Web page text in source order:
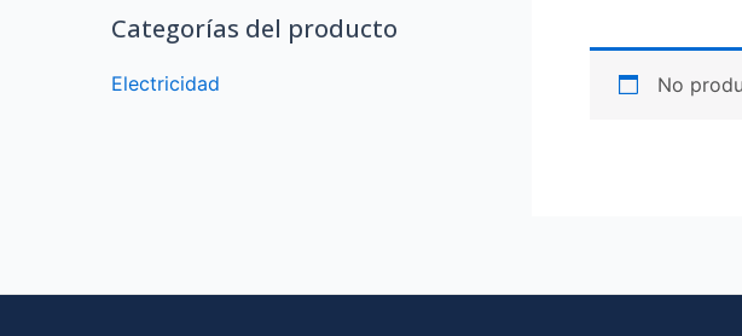
Categorías del producto
Electricidad No